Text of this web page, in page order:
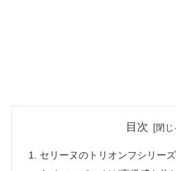
目次
セリーヌのトリオンフシリー